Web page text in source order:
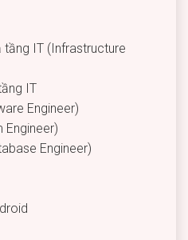
tầng IT (Infrastructure
IT
Engineer)
Engineer)
Engineer)